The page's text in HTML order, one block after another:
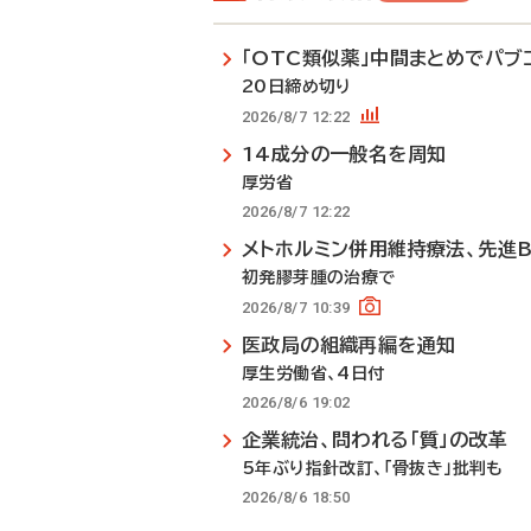
「OTC類似薬」中間まとめでパブ
20日締め切り
2026/8/7 12:22
14成分の一般名を周知
厚労省
2026/8/7 12:22
メトホルミン併用維持療法、先進
初発膠芽腫の治療で
2026/8/7 10:39
医政局の組織再編を通知
厚生労働省、4日付
2026/8/6 19:02
企業統治、問われる「質」の改革
5年ぶり指針改訂、「骨抜き」批判も
2026/8/6 18:50